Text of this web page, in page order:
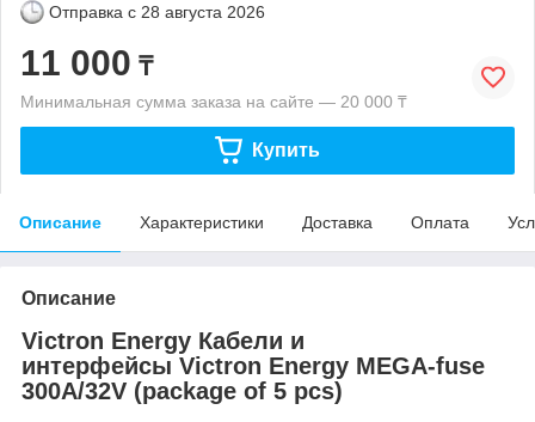
Отправка с 28 августа 2026
11 000 ₸
Минимальная сумма заказа на сайте — 20 000 ₸
Купить
Описание Характеристики Доставка Оплата
Описание
Victron Energy Кабели и
интерфейсы Victron Energy MEGA-fuse
300A/32V (package of 5 pcs)